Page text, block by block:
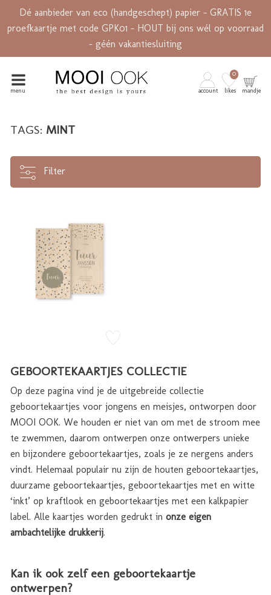
Dé aanbieder van eco (handgeschept) papier - GRATIS 1e
proefkaartje met code GPK01 - HOUT bij ons wél op voorraad
- géén vakantiesluiting
menu account likes
0
mandje
TAGS: MINT
Filter
GEBOORTEKAARTJES COLLECTIE
Op deze pagina vind je de uitgebreide collectie
geboortekaartjes voor jongens en meisjes, ontworpen door
MOOI OOK. We houden er niet van om met de stroom mee
te zwemmen, daarom ontwerpen onze ontwerpers unieke
en bijzondere geboortekaartjes, zoals je ze nergens anders
vindt. Helemaal populair nu zijn de houten geboortekaartjes,
duurzame geboortekaartjes, geboortekaartjes met en witte
‘inkt’ op kraftlook en geboortekaartjes met een kalkpapier
label. Alle kaartjes worden gedrukt in onze eigen
ambachtelijke drukkerij.
Kan ik ook zelf een geboortekaartje
ontwerpen?